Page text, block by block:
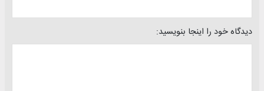
دیدگاه خود را اینجا بنویسید: